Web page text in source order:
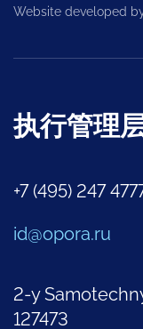
Website developed
执行管理
+7 (495) 247
id@opora.ru
2-y
127473